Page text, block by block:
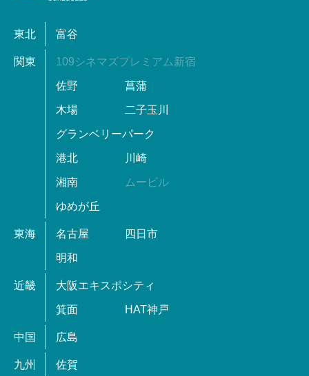
東北 富谷
関東 109シネマズプレミアム新宿
佐野 菖蒲
木場 二子玉川
グランベリーパーク
港北 川崎
湘南 ムービル
ゆめが丘
東海 名古屋 四日市
明和
近畿 大阪エキスポシティ
箕面 HAT神戸
中国 広島
九州 佐賀